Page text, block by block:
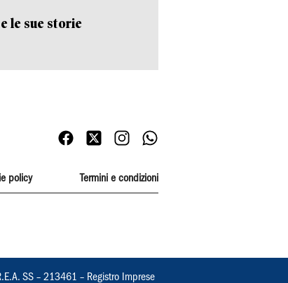
le sue storie
policy Termini e condizioni
SS – 213461 – Registro Imprese